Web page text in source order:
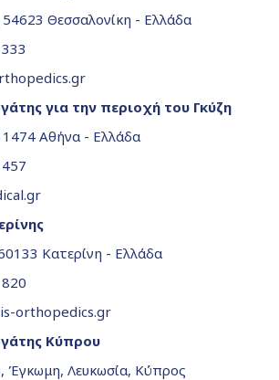
54623 Θεσσαλονίκη - Ελλάδα
για την περιοχή του Γκύζη
Αθήνα - Ελλάδα
Κατερίνη - Ελλάδα
orthopedics.gr
Κύπρου
Έγκωμη, Λευκωσία, Κύπρος